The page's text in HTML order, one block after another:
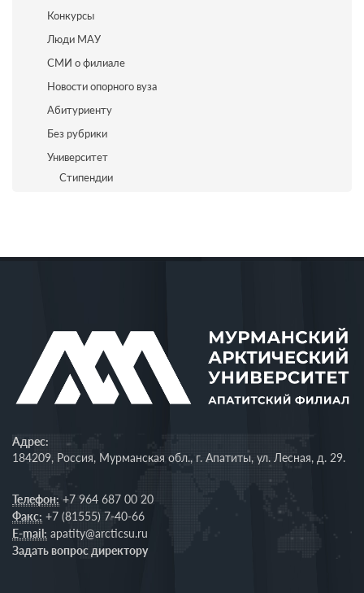
Конкурсы
Люди МАУ
СМИ о филиале
Новости опорного вуза
Абитуриенту
Без рубрики
Университет
Стипендии
Адрес:
184209, Россия, Мурманская обл., г. Апатиты, ул. Лесная, д. 29.
Телефон: +7 964 687 00 20
Факс: +7 (81555) 7-40-66
E-mail: apatity@arcticsu.ru
Задать вопрос директору